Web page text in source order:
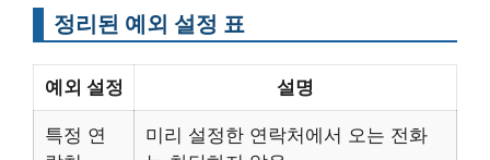
정리된 예외 설정 표
예외 설정 설명
특정 연
미리 설정한 연락처에서 오는 전화